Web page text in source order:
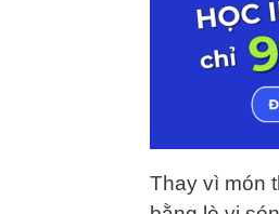
Thay vì món